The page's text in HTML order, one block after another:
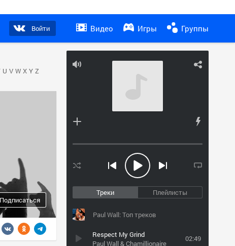
Войти Видео Игры Группы
Треки Плейлисты
Paul Wall: Топ треков
Respect My Grind
Paul Wall & Chamillionaire
02:49
U V W X Y Z
Подписаться